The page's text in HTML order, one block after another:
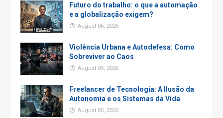
Futuro do trabalho: o que a automação
e a globalização exigem?
August 06, 2026
Violência Urbana e Autodefesa: Como
Sobreviver ao Caos
August 05, 2026
Freelancer de Tecnologia: A Ilusão da
Autonomia e os Sistemas da Vida
August 05, 2026